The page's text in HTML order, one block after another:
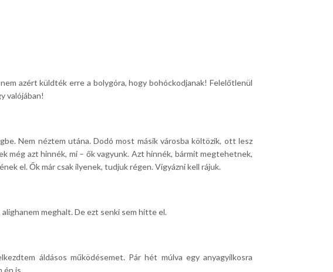
azért küldték erre a bolygóra, hogy bohóckodjanak! Felelőtlenül
valójában!
Nem néztem utána. Dodó most másik városba költözik, ott lesz
még azt hinnék, mi – ők vagyunk. Azt hinnék, bármit megtehetnek,
el. Ők már csak ilyenek, tudjuk régen. Vigyázni kell rájuk.
meghalt. De ezt senki sem hitte el.
áldásos működésemet. Pár hét múlva egy anyagyilkosra
én is.